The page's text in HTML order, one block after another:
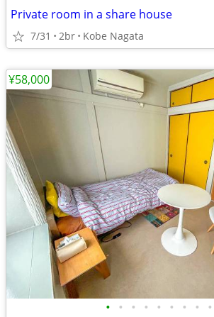
Private room in a share house
7/31 2br Kobe Nagata
• • • • • • • • •
¥58,000